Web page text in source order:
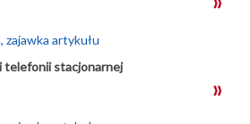
telefonii stacjonarnej